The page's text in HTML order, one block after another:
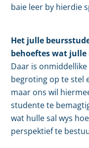
baie leer by hierdie
Het julle
behoeftes wat
Daar is
begroting op te stel
maar ons wil
studente te
wat hulle sal wys
perspektief te